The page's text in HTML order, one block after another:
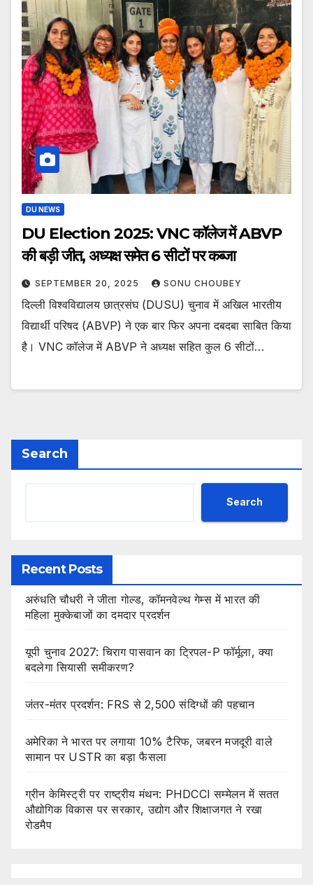
DU NEWS
DU Election 2025: VNC कॉलेज में ABVP
की बड़ी जीत, अध्यक्ष समेत 6 सीटों पर कब्जा
SEPTEMBER 20, 2025 SONU CHOUBEY
दिल्ली विश्वविद्यालय छात्रसंघ (DUSU) चुनाव में अखिल भारतीय
विद्यार्थी परिषद (ABVP) ने एक बार फिर अपना दबदबा साबित किया
है। VNC कॉलेज में ABVP ने अध्यक्ष सहित कुल 6 सीटों…
Search
Search
Recent Posts
अरुंधति चौधरी ने जीता गोल्ड, कॉमनवेल्थ गेम्स में भारत की
महिला मुक्केबाजों का दमदार प्रदर्शन
यूपी चुनाव 2027: चिराग पासवान का ट्रिपल-P फॉर्मूला, क्या
बदलेगा सियासी समीकरण?
जंतर-मंतर प्रदर्शन: FRS से 2,500 संदिग्धों की पहचान
अमेरिका ने भारत पर लगाया 10% टैरिफ, जबरन मजदूरी वाले
सामान पर USTR का बड़ा फैसला
ग्रीन केमिस्ट्री पर राष्ट्रीय मंथन: PHDCCI सम्मेलन में सतत
औद्योगिक विकास पर सरकार, उद्योग और शिक्षाजगत ने रखा
रोडमैप